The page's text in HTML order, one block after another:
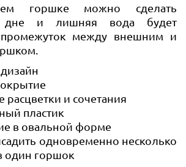
горшке можно сделать
дне и лишняя вода будет
промежуток между внешним и
расцветки и сочетания
пластик
в овальной форме
одновременно несколько
один горшок